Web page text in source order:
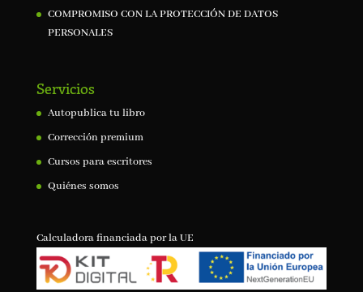
COMPROMISO CON LA PROTECCIÓN DE DATOS
PERSONALES
Servicios
Autopublica tu libro
Corrección premium
Cursos para escritores
Quiénes somos
Calculadora financiada por la UE